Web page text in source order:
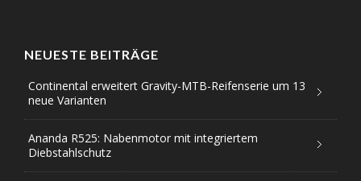
NEUESTE BEITRÄGE
Continental erweitert Gravity-MTB-Reifenserie um 13
neue Varianten
Ananda R525: Nabenmotor mit integriertem
Diebstahlschutz